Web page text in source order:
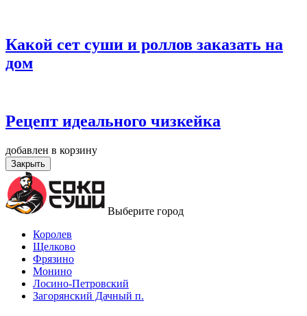
Какой сет суши и роллов заказать на
дом
Рецепт идеального чизкейка
добавлен в корзину
Закрыть
Выберите город
Королев
Щелково
Фрязино
Монино
Лосино-Петровский
Загорянский Дачный п.